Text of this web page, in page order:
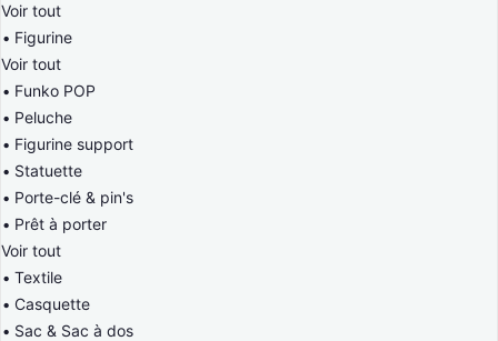
Voir tout
Figurine
Voir tout
Funko POP
Peluche
Figurine support
Statuette
Porte-clé & pin's
Prêt à porter
Voir tout
Textile
Casquette
Sac & Sac à dos